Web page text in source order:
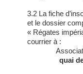
3.2 La fiche
et le dossier
« Régates
courrier à :
quai